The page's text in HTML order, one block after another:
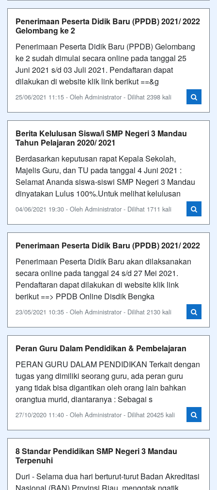
Penerimaan Peserta Didik Baru (PPDB) 2021/ 2022
Gelombang ke 2
Penerimaan Peserta Didik Baru (PPDB) Gelombang
ke 2 sudah dimulai secara online pada tanggal 25
Juni 2021 s/d 03 Juli 2021. Pendaftaran dapat
dilakukan di website klik link berikut ==&g
25/06/2021 11:15 - Oleh Administrator - Dilihat 2398 kali
Berita Kelulusan Siswa/i SMP Negeri 3 Mandau
Tahun Pelajaran 2020/ 2021
Berdasarkan keputusan rapat Kepala Sekolah,
Majelis Guru, dan TU pada tanggal 4 Juni 2021 :
Selamat Ananda siswa-siswi SMP Negeri 3 Mandau
dinyatakan Lulus 100%.Untuk melihat kelulusan
04/06/2021 19:30 - Oleh Administrator - Dilihat 1711 kali
Penerimaan Peserta Didik Baru (PPDB) 2021/ 2022
Penerimaan Peserta Didik Baru akan dilaksanakan
secara online pada tanggal 24 s/d 27 Mei 2021.
Pendaftaran dapat dilakukan di website klik link
berikut ==> PPDB Online Disdik Bengka
23/05/2021 10:35 - Oleh Administrator - Dilihat 2130 kali
Peran Guru Dalam Pendidikan & Pembelajaran
PERAN GURU DALAM PENDIDIKAN Terkait dengan
tugas yang dimiliki seorang guru, ada peran guru
yang tidak bisa digantikan oleh orang lain bahkan
orangtua murid, diantaranya : Sebagai s
27/10/2020 11:40 - Oleh Administrator - Dilihat 20425 kali
8 Standar Pendidikan SMP Negeri 3 Mandau
Terpenuhi
Duri - Selama dua hari berturut-turut Badan Akreditasi
Nasional (BAN) Provinsi Riau, mengotak ngatik